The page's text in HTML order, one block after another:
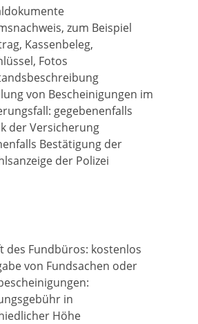
zum Beispiel
Kassenbeleg,
Fotos
von Bescheinigungen im
gegebenenfalls
der Versicherung
Bestätigung der
der Polizei
des Fundbüros: kostenlos
von Fundsachen oder
in
Höhe